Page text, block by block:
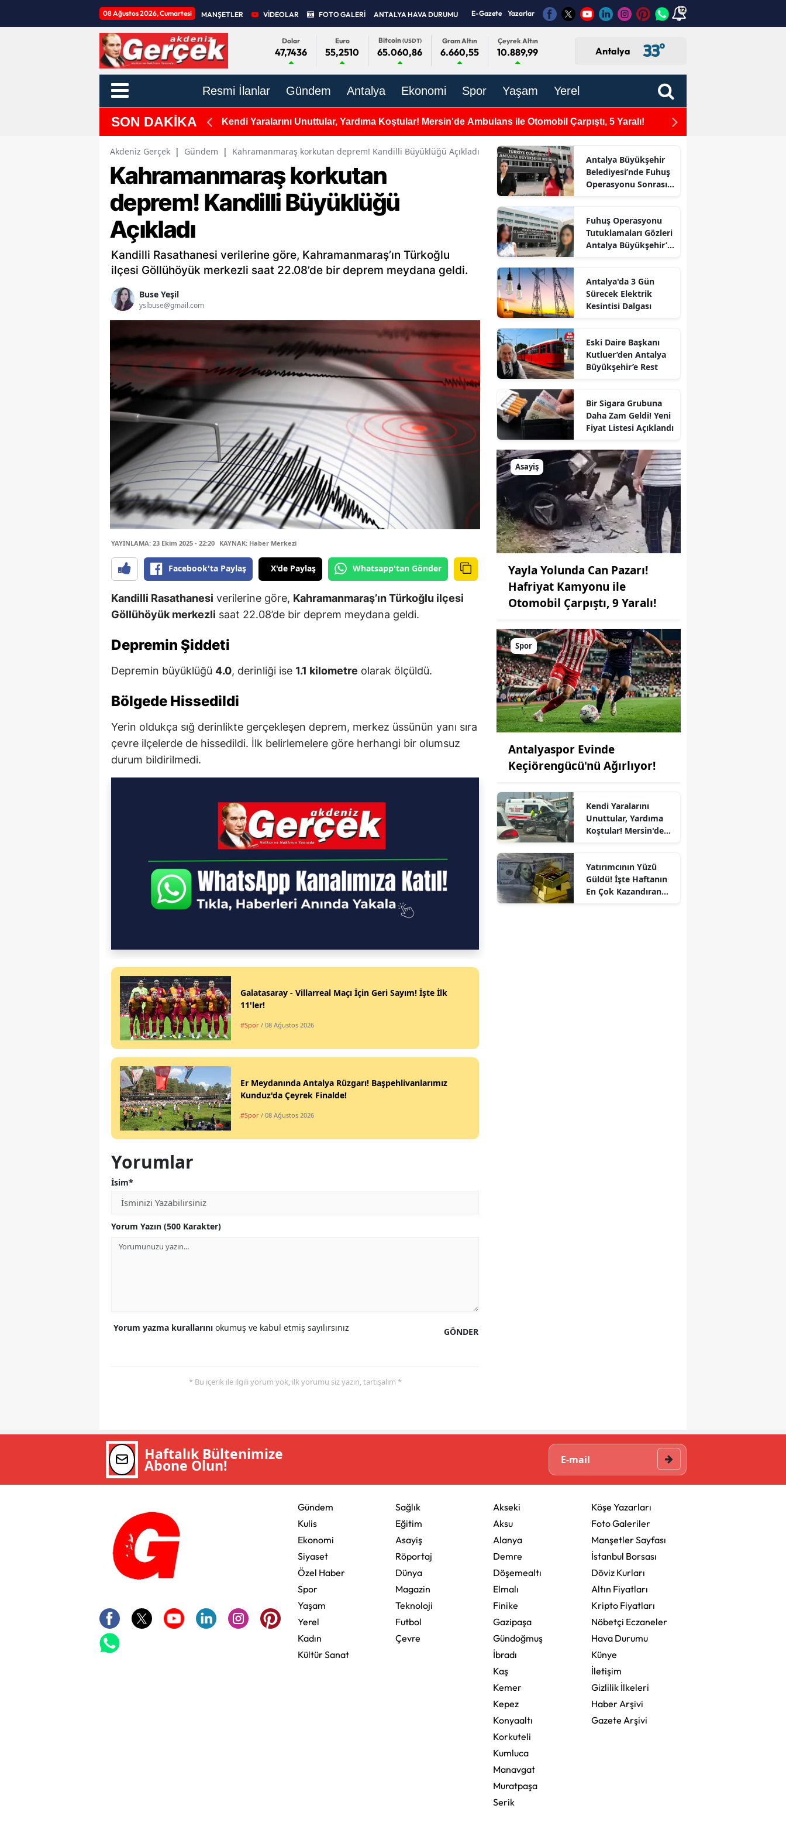
08 Ağustos 2026, Cumartesi MANŞETLER VİDEOLAR FOTO GALERİ ANTALYA HAVA DURUMU E-Gazete Yazarlar 12
Dolar
47,7436
Euro
55,2510
Bitcoin(USDT)
65.060,86
Gram Altın
6.660,55
Çeyrek Altın
10.889,99 Antalya 33°
Resmi İlanlar Gündem Antalya Ekonomi Spor Yaşam Yerel
SON DAKİKA Kendi Yaralarını Unuttular, Yardıma Koştular! Mersin'de Ambulans ile Otomobil Çarpıştı, 5 Yaralı! Dokumapark'taki
Akdeniz Gerçek | Gündem | Kahramanmaraş korkutan deprem! Kandilli Büyüklüğü Açıkladı
Kahramanmaraş korkutan
deprem! Kandilli Büyüklüğü
Açıkladı
Kandilli Rasathanesi verilerine göre, Kahramanmaraş’ın Türkoğlu
ilçesi Göllühöyük merkezli saat 22.08’de bir deprem meydana geldi.
Buse Yeşil
yslbuse@gmail.com
YAYINLAMA: 23 Ekim 2025 - 22:20 KAYNAK: Haber Merkezi
Facebook'ta Paylaş X'de Paylaş Whatsapp'tan Gönder
Kandilli Rasathanesi verilerine göre, Kahramanmaraş’ın Türkoğlu ilçesi
Göllühöyük merkezli saat 22.08’de bir deprem meydana geldi.
Depremin Şiddeti
Depremin büyüklüğü 4.0, derinliği ise 1.1 kilometre olarak ölçüldü.
Bölgede Hissedildi
Yerin oldukça sığ derinlikte gerçekleşen deprem, merkez üssünün yanı sıra
çevre ilçelerde de hissedildi. İlk belirlemelere göre herhangi bir olumsuz
durum bildirilmedi.
Galatasaray - Villarreal Maçı İçin Geri Sayım! İşte İlk
11'ler!
#Spor / 08 Ağustos 2026
Er Meydanında Antalya Rüzgarı! Başpehlivanlarımız
Kunduz'da Çeyrek Finalde!
#Spor / 08 Ağustos 2026
Yorumlar
İsim*
Yorum Yazın (500 Karakter)
GÖNDER
Yorum yazma kurallarını okumuş ve kabul etmiş sayılırsınız
* Bu içerik ile ilgili yorum yok, ilk yorumu siz yazın, tartışalım *
Antalya Büyükşehir
Belediyesi’nde Fuhuş
Operasyonu Sonrası
Fuhuş Operasyonu
Tutuklamaları Gözleri
Antalya Büyükşehir’e
Antalya'da 3 Gün
Sürecek Elektrik
Kesintisi Dalgası
Eski Daire Başkanı
Kutluer’den Antalya
Büyükşehir’e Rest
Bir Sigara Grubuna
Daha Zam Geldi! Yeni
Fiyat Listesi Açıklandı
Asayiş
Yayla Yolunda Can Pazarı!
Hafriyat Kamyonu ile
Otomobil Çarpıştı, 9 Yaralı!
Spor
Antalyaspor Evinde
Keçiörengücü'nü Ağırlıyor!
Kendi Yaralarını
Unuttular, Yardıma
Koştular! Mersin'de
Yaralı!
Yatırımcının Yüzü
Güldü! İşte Haftanın
En Çok Kazandıran
Haftalık Bültenimize
Abone Olun!
Gündem
Kulis
Ekonomi
Siyaset
Özel Haber
Spor
Yaşam
Yerel
Kadın
Kültür Sanat
Sağlık
Eğitim
Asayiş
Röportaj
Dünya
Magazin
Teknoloji
Futbol
Çevre
Akseki
Aksu
Alanya
Demre
Döşemealtı
Elmalı
Finike
Gazipaşa
Gündoğmuş
İbradı
Kaş
Kemer
Kepez
Konyaaltı
Korkuteli
Kumluca
Manavgat
Muratpaşa
Serik
Köşe Yazarları
Foto Galeriler
Manşetler Sayfası
İstanbul Borsası
Döviz Kurları
Altın Fiyatları
Kripto Fiyatları
Nöbetçi Eczaneler
Hava Durumu
Künye
İletişim
Gizlilik İlkeleri
Haber Arşivi
Gazete Arşivi